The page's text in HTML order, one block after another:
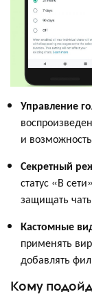
Управление
и
Секретный
статус «В
защищать
Кастомные
применять
добавлять
Кому